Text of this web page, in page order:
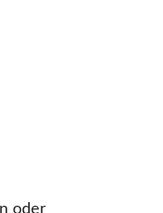
oder